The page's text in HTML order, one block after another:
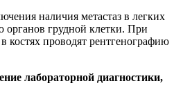
наличия метастаз в легких
органов грудной клетки. При
костях проводят рентгенографию
лабораторной диагностики,